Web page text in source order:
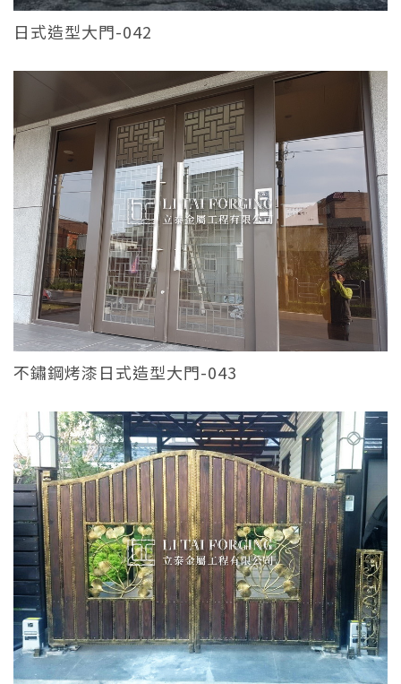
日式造型大門-042
不鏽鋼烤漆日式造型大門-043